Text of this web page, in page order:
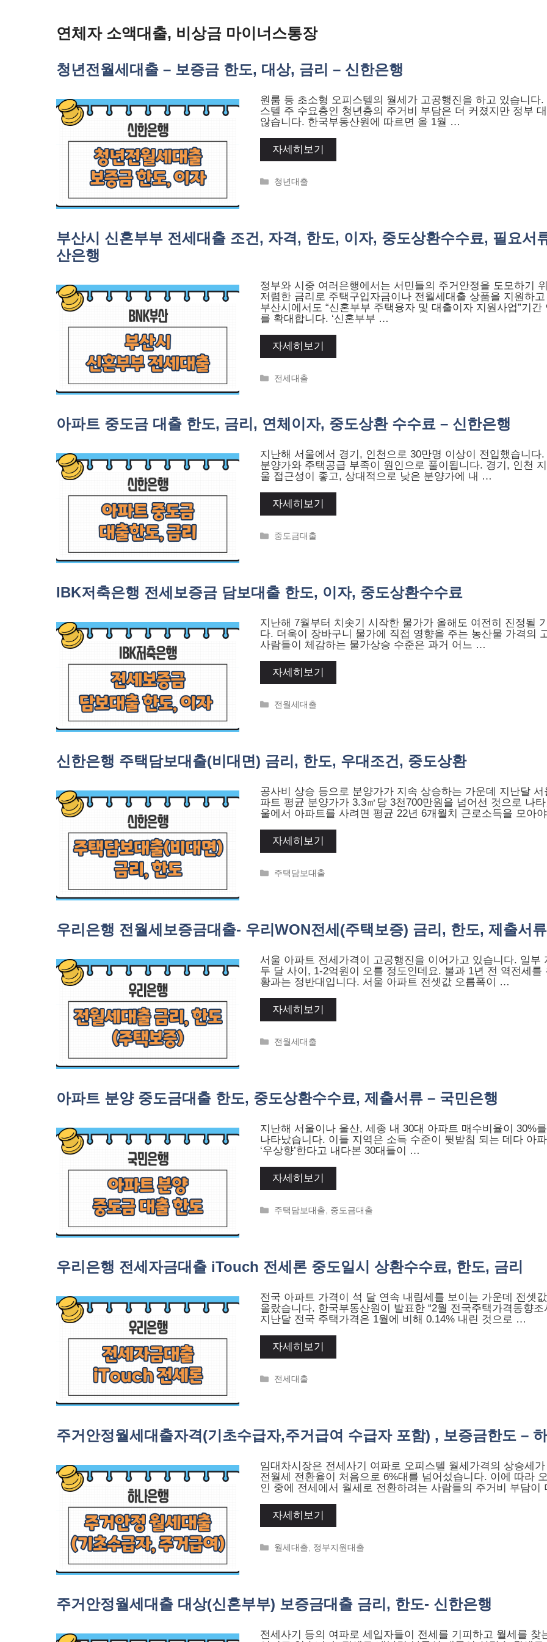
연체자 소액대출, 비상금 마이너스통장
청년전월세대출 – 보증금 한도, 대상, 금리 – 신한은행
원룸 등 초소형 오피스텔의 월세가 고공행진을 하고 있습니다.
스텔 주 수요층인 청년층의 주거비 부담은 더 커졌지만 정부 대
않습니다. 한국부동산원에 따르면 올 1월 …
자세히보기
Categories
청년대출
부산시 신혼부부 전세대출 조건, 자격, 한도, 이자, 중도상환수수료, 필요서
산은행
정부와 시중 여러은행에서는 서민들의 주거안정을 도모하기
저렴한 금리로 주택구입자금이나 전월세대출 상품을 지원하
부산시에서도 “신혼부부 주택융자 및 대출이자 지원사업”기간
를 확대합니다. ‘신혼부부 …
자세히보기
Categories
전세대출
아파트 중도금 대출 한도, 금리, 연체이자, 중도상환 수수료 – 신한은행
지난해 서울에서 경기, 인천으로 30만명 이상이 전입했습니다
분양가와 주택공급 부족이 원인으로 풀이됩니다. 경기, 인천
울 접근성이 좋고, 상대적으로 낮은 분양가에 내 …
자세히보기
Categories
중도금대출
IBK저축은행 전세보증금 담보대출 한도, 이자, 중도상환수수료
지난해 7월부터 치솟기 시작한 물가가 올해도 여전히 진정될
다. 더욱이 장바구니 물가에 직접 영향을 주는 농산물 가격의
사람들이 체감하는 물가상승 수준은 과거 어느 …
자세히보기
Categories
전월세대출
신한은행 주택담보대출(비대면) 금리, 한도, 우대조건, 중도상환
공사비 상승 등으로 분양가가 지속 상승하는 가운데 지난달
파트 평균 분양가가 3.3㎡당 3천700만원을 넘어선 것으로 나
울에서 아파트를 사려면 평균 22년 6개월치 근로소득을 모아
자세히보기
Categories
주택담보대출
우리은행 전월세보증금대출- 우리WON전세(주택보증) 금리, 한도, 제출서류
서울 아파트 전세가격이 고공행진을 이어가고 있습니다. 일부
두 달 사이, 1-2억원이 오를 정도인데요. 불과 1년 전 역전세를
황과는 정반대입니다. 서울 아파트 전셋값 오름폭이 …
자세히보기
Categories
전월세대출
아파트 분양 중도금대출 한도, 중도상환수수료, 제출서류 – 국민은행
지난해 서울이나 울산, 세종 내 30대 아파트 매수비율이 30%
나타났습니다. 이들 지역은 소득 수준이 뒷받침 되는 데다 아
‘우상향’한다고 내다본 30대들이 …
자세히보기
Categories
주택담보대출, 중도금대출
우리은행 전세자금대출 iTouch 전세론 중도일시 상환수수료, 한도, 금리
전국 아파트 가격이 석 달 연속 내림세를 보이는 가운데 전셋
올랐습니다. 한국부동산원이 발표한 “2월 전국주택가격동향조
지난달 전국 주택가격은 1월에 비해 0.14% 내린 것으로 …
자세히보기
Categories
전세대출
주거안정월세대출자격(기초수급자,주거급여 수급자 포함) , 보증금한도 –
임대차시장은 전세사기 여파로 오피스텔 월세가격의 상승세가
전월세 전환율이 처음으로 6%대를 넘어섰습니다. 이에 따라
인 중에 전세에서 월세로 전환하려는 사람들의 주거비 부담
자세히보기
Categories
월세대출, 정부지원대출
주거안정월세대출 대상(신혼부부) 보증금대출 금리, 한도- 신한은행
전세사기 등의 여파로 세입자들이 전세를 기피하고 월세를 찾